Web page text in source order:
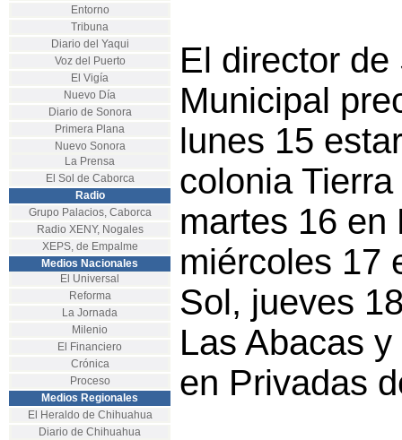
Entorno
Tribuna
Diario del Yaqui
Voz del Puerto
El Vigía
Nuevo Día
Diario de Sonora
Primera Plana
Nuevo Sonora
La Prensa
El Sol de Caborca
Radio
Grupo Palacios, Caborca
Radio XENY, Nogales
XEPS, de Empalme
Medios Nacionales
El Universal
Reforma
La Jornada
Milenio
El Financiero
Crónica
Proceso
Medios Regionales
El Heraldo de Chihuahua
Diario de Chihuahua
El director
Municipal
lunes 15
colonia
martes 16 en
miércoles 17
Sol, jueves
Las Abacas
en Privadas